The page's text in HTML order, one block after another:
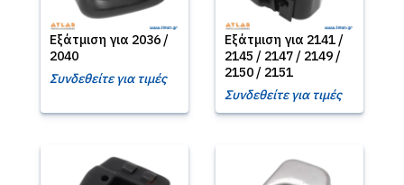
Εξάτμιση για 2036 /
2040
Συνδεθείτε για τιμές
Εξάτμιση για 2141 /
2145 / 2147 / 2149 /
2150 / 2151
Συνδεθείτε για τιμές